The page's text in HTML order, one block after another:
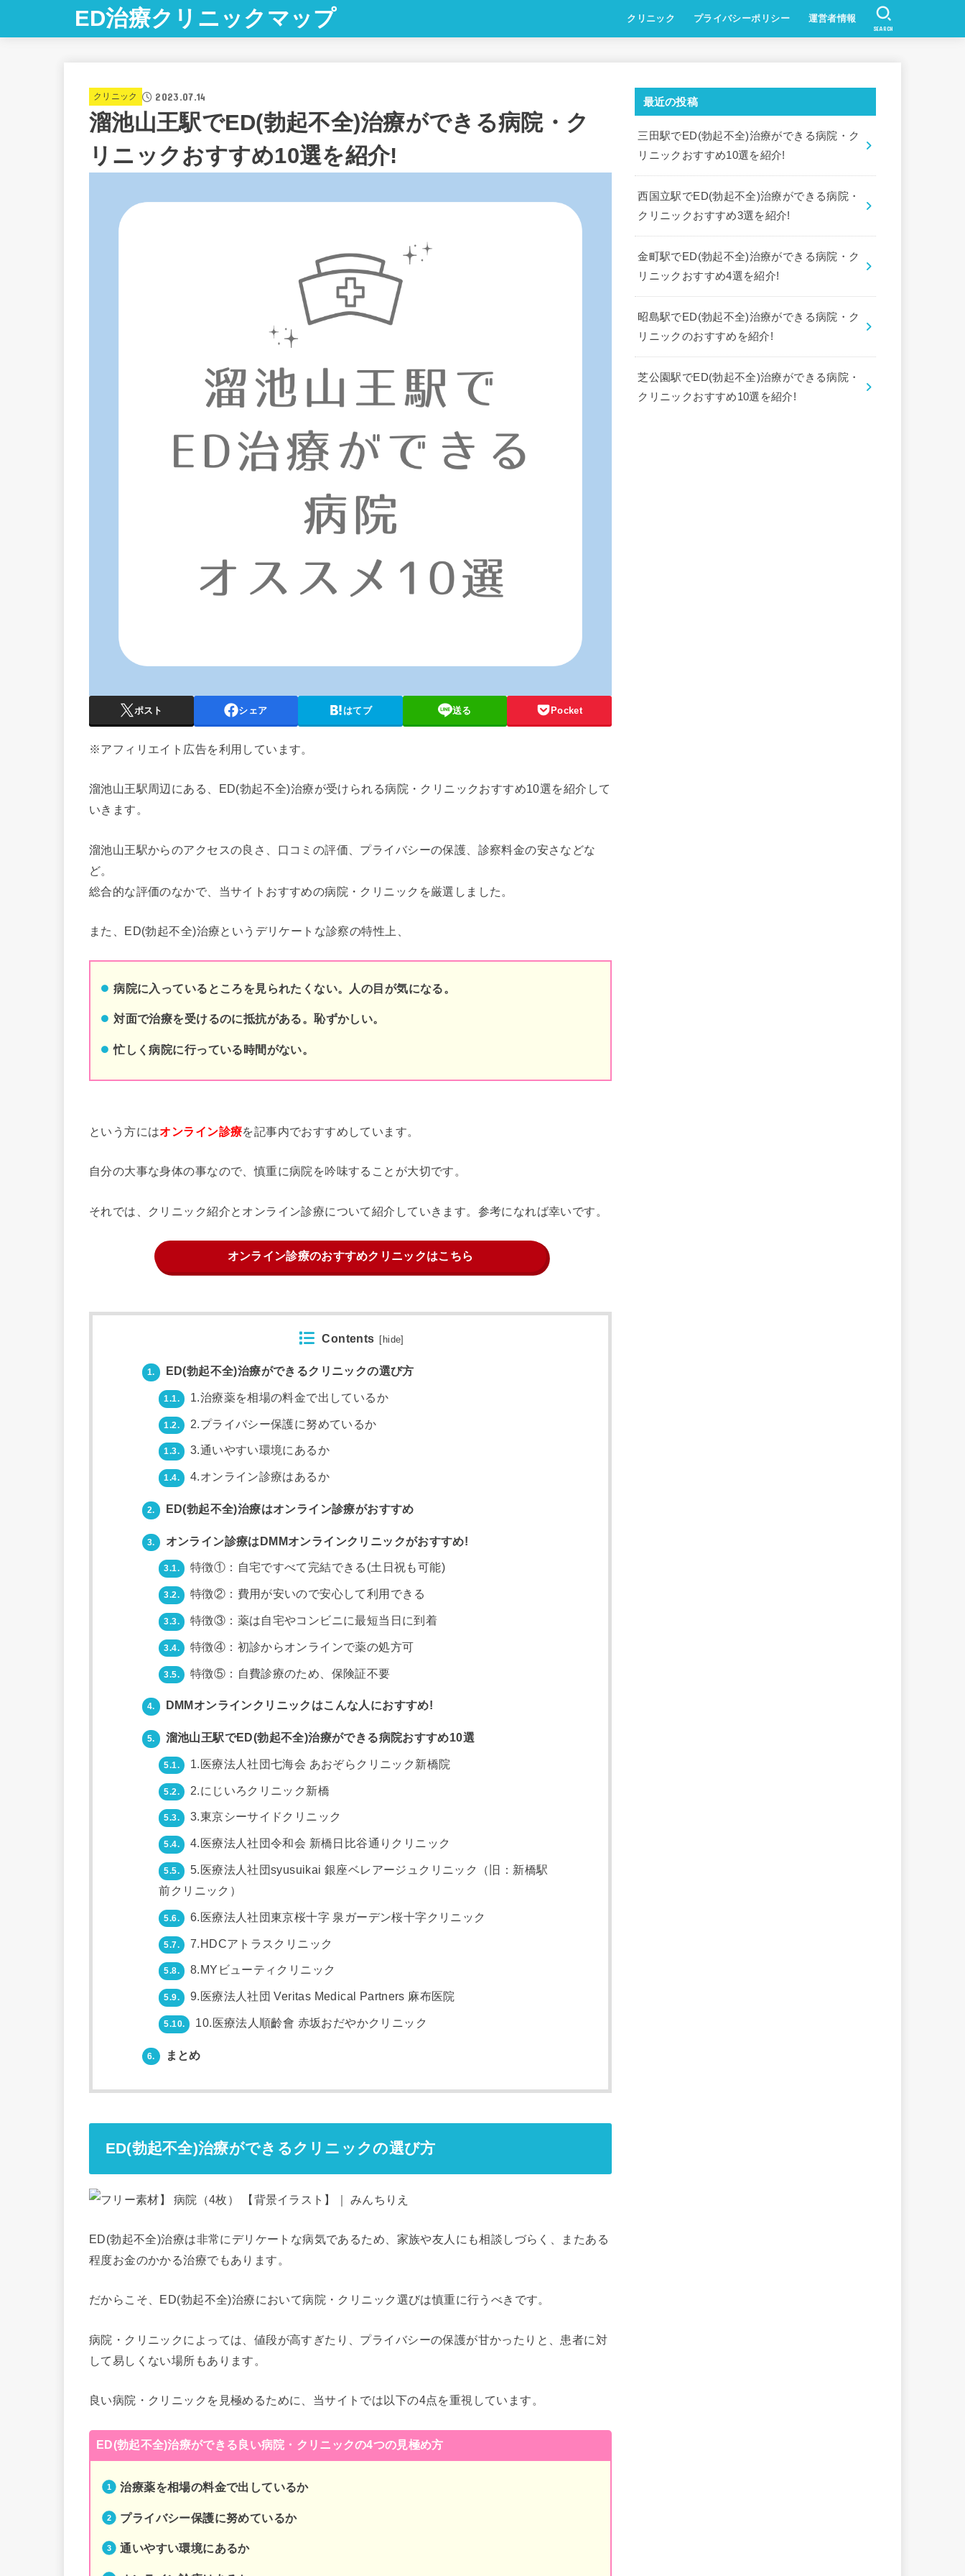
ED治療クリニックマップ クリニック プライバシーポリシー 運営者情報
SEARCH
クリニック 2023.07.14
溜池山王駅でED(勃起不全)治療ができる病院・ク
リニックおすすめ10選を紹介!
ポスト シェア はてブ 送る Pocket
※アフィリエイト広告を利用しています。
溜池山王駅周辺にある、ED(勃起不全)治療が受けられる病院・クリニックおすすめ10選を紹介して
いきます。
溜池山王駅からのアクセスの良さ、口コミの評価、プライバシーの保護、診察料金の安さなどな
ど。
総合的な評価のなかで、当サイトおすすめの病院・クリニックを厳選しました。
また、ED(勃起不全)治療というデリケートな診察の特性上、
病院に入っているところを見られたくない。人の目が気になる。
対面で治療を受けるのに抵抗がある。恥ずかしい。
忙しく病院に行っている時間がない。
という方にはオンライン診療を記事内でおすすめしています。
自分の大事な身体の事なので、慎重に病院を吟味することが大切です。
それでは、クリニック紹介とオンライン診療について紹介していきます。参考になれば幸いです。
オンライン診療のおすすめクリニックはこちら
Contents hide
1. ED(勃起不全)治療ができるクリニックの選び方
1.1. 1.治療薬を相場の料金で出しているか
1.2. 2.プライバシー保護に努めているか
1.3. 3.通いやすい環境にあるか
1.4. 4.オンライン診療はあるか
2. ED(勃起不全)治療はオンライン診療がおすすめ
3. オンライン診療はDMMオンラインクリニックがおすすめ!
3.1. 特徴①：自宅ですべて完結できる(土日祝も可能)
3.2. 特徴②：費用が安いので安心して利用できる
3.3. 特徴③：薬は自宅やコンビニに最短当日に到着
3.4. 特徴④：初診からオンラインで薬の処方可
3.5. 特徴⑤：自費診療のため、保険証不要
4. DMMオンラインクリニックはこんな人におすすめ!
5. 溜池山王駅でED(勃起不全)治療ができる病院おすすめ10選
5.1. 1.医療法人社団七海会 あおぞらクリニック新橋院
5.2. 2.にじいろクリニック新橋
5.3. 3.東京シーサイドクリニック
5.4. 4.医療法人社団令和会 新橋日比谷通りクリニック
5.5.
5.医療法人社団syusuikai 銀座ベレアージュクリニック（旧：新橋駅
前クリニック）
5.6. 6.医療法人社団東京桜十字 泉ガーデン桜十字クリニック
5.7. 7.HDCアトラスクリニック
5.8. 8.MYビューティクリニック
5.9. 9.医療法人社団 Veritas Medical Partners 麻布医院
5.10. 10.医療法人順齡會 赤坂おだやかクリニック
6. まとめ
ED(勃起不全)治療ができるクリニックの選び方
ED(勃起不全)治療は非常にデリケートな病気であるため、家族や友人にも相談しづらく、またある
程度お金のかかる治療でもあります。
だからこそ、ED(勃起不全)治療において病院・クリニック選びは慎重に行うべきです。
病院・クリニックによっては、値段が高すぎたり、プライバシーの保護が甘かったりと、患者に対
して易しくない場所もあります。
良い病院・クリニックを見極めるために、当サイトでは以下の4点を重視しています。
ED(勃起不全)治療ができる良い病院・クリニックの4つの見極め方
治療薬を相場の料金で出しているか
プライバシー保護に努めているか
通いやすい環境にあるか
最近の投稿
三田駅でED(勃起不全)治療ができる病院・ク
リニックおすすめ10選を紹介!
西国立駅でED(勃起不全)治療ができる病院・
クリニックおすすめ3選を紹介!
金町駅でED(勃起不全)治療ができる病院・ク
リニックおすすめ4選を紹介!
昭島駅でED(勃起不全)治療ができる病院・ク
リニックのおすすめを紹介!
芝公園駅でED(勃起不全)治療ができる病院・
クリニックおすすめ10選を紹介!